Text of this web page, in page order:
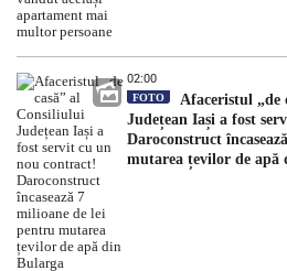
02:00
FOTO
Afaceristul „de
Județean Iași a fost
Daroconstruct
mutarea țevilor de apă